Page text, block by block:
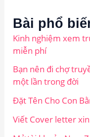
Bài phổ
Kinh nghiệm xem
miễn phí
Bạn nên đi chợ
một lần trong đời
Đặt Tên Cho Con
Viết Cover letter